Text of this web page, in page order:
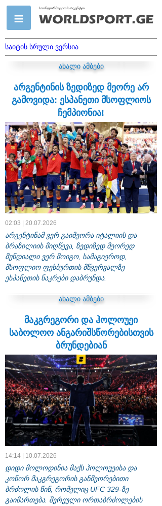
საიტის სრული ვერსია
ახალი ამბები
არგენტინის ზედიზედ მეორე არ
გამოვიდა: ესპანეთი მსოფლიოს
ჩემპიონია!
02:03 | 20.07.2026
არგენტინამ ვერ გაიმეორა იტალიის და
ბრაზილიის მიღწევა, ზედიზედ მეორედ
მუნდიალი ვერ მოიგო, სამაგიეროდ,
მსოფლიო ფეხბურთის მწვერვალზე
ესპანეთის ნაკრები დაბრუნდა.
ახალი ამბები
მაკგრეგორი და ჰოლოუეი
საბოლოო ანგარიშსწორებისთვის
ბრუნდებიან
14:14 | 10.07.2026
დიდი მოლოდინია მაქს ჰოლოუეისა და
კონორ მაკგრეგორის განმეორებითი
ბრძოლის წინ, რომელიც UFC 329-ზე
გაიმართება. შერეული ორთაბრძოლების